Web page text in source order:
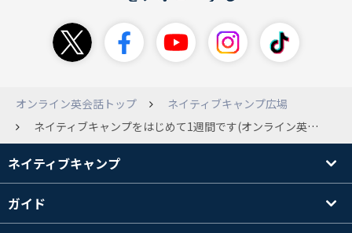
オンライン英会話トップ
ネイティブキャンプ広場
ネイティブキャンプをはじめて1週間です(オンライン英会話自体初めてです)。レッスンには少し慣れてきて、授業内のやり取りも大体問題なくできるのですが、終了間近に先生が言われてることが分からず時間になって退出…になることが何回かありました。 終わってから思い返して、「今回の授業どうだった？」というのと、次の授業に関する指示をいくつか言われていたように思うのですが、よく聞き取れず終わってしまいました。 もし良ければ終了間際によく言われることの例文を教えていただけないでしょうか…。
ネイティブキャンプ
ガイド